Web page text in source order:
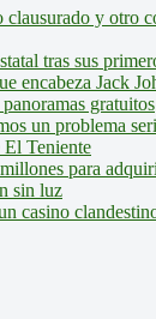
clausurado y otro
tras sus
encabeza Jack
gratuitos
un problema
Teniente
para
sin luz
casino